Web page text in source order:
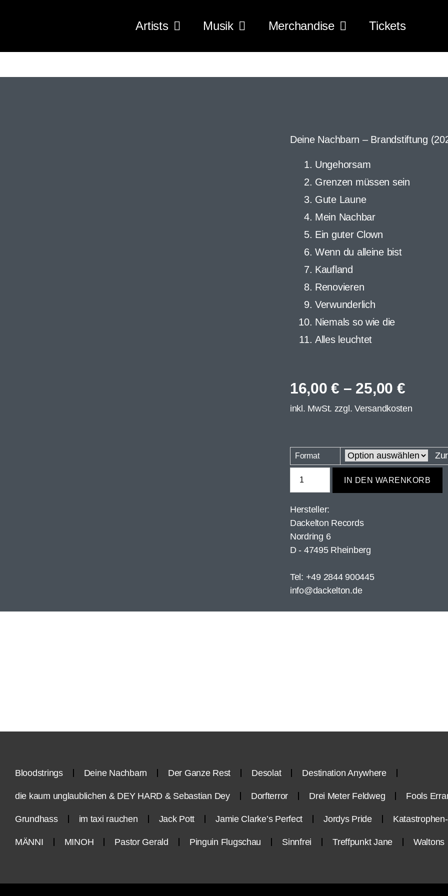
Artists Musik Merchandise Tickets
Deine Nachbarn – Brandstiftung
Ungehorsam
Grenzen müssen sein
Gute Laune
Mein Nachbar
Ein guter Clown
Wenn du alleine bist
Kaufland
Renovieren
Verwunderlich
Niemals so wie die
Alles leuchtet
16,00€ – 25,00 €
inkl. MwSt. zzgl.Versandkosten
Format
IN DEN WARENKORB
Hersteller:
Dackelton Records
Nordring 6
D - 47495 Rheinberg
Tel: +49 2844 900445
info@dackelton.de
Bloodstrings Deine Nachbarn Der Ganze Rest Desolat Destination Anywhere
die kaum unglaublichen & DEY HARD & Sebastian Dey Dorfterror Drei Meter Feldweg Fools
Grundhass im taxi rauchen Jack Pott Jamie Clarke’s Perfect Jordys Pride
MÄNNI MINOH Pastor Gerald Pinguin Flugschau Sinnfrei Treffpunkt Jane Waltons